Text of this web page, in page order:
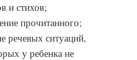
и стихов;
прочитанного;
речевых ситуаций,
у ребенка не